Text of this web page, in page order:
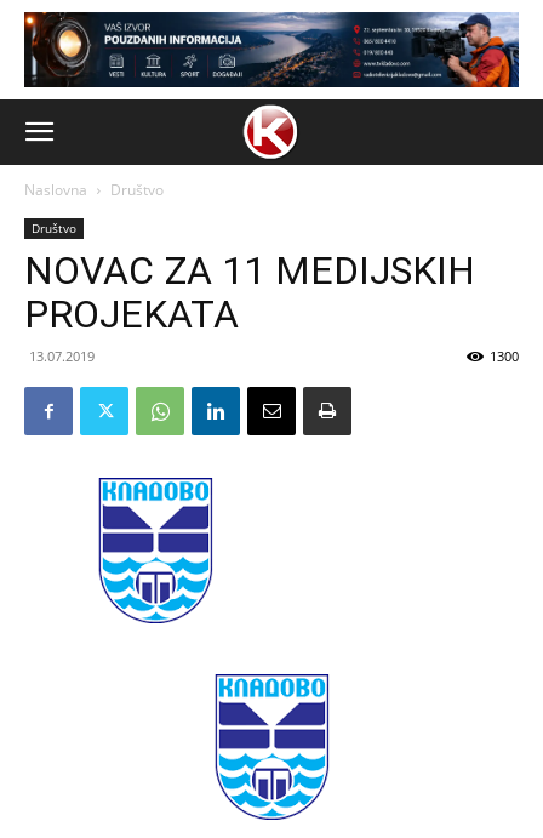
Naslovna Društvo
Društvo
NOVAC ZA 11 MEDIJSKIH
PROJEKATA
13.07.2019 1300